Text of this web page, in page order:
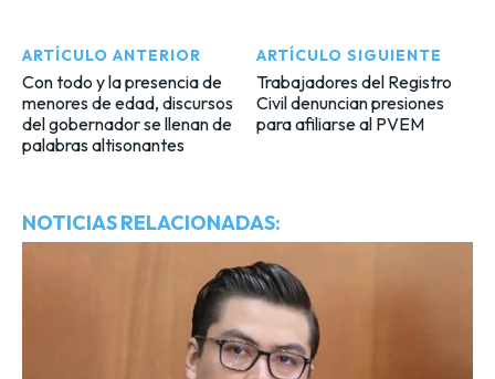
ARTÍCULO ANTERIOR
Con todo y la presencia de
menores de edad, discursos
del gobernador se llenan de
palabras altisonantes
ARTÍCULO SIGUIENTE
Trabajadores del Registro
Civil denuncian presiones
para afiliarse al PVEM
NOTICIAS RELACIONADAS: